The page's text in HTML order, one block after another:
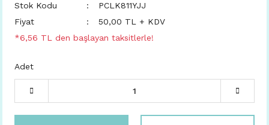
Stok Kodu
PCLK811YJJ
Fiyat
50,00 TL + KDV
*6,56 TL den başlayan taksitlerle!
Adet